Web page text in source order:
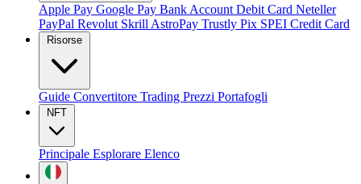
Apple Pay Google Pay Bank Account Debit Card Neteller
PayPal Revolut Skrill AstroPay Trustly Pix SPEI Credit Card
Risorse
Guide Convertitore Trading Prezzi Portafogli
NFT
Principale Esplorare Elenco